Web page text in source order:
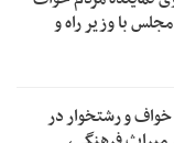
با وزیر راه و
خواف و رشتخوار در